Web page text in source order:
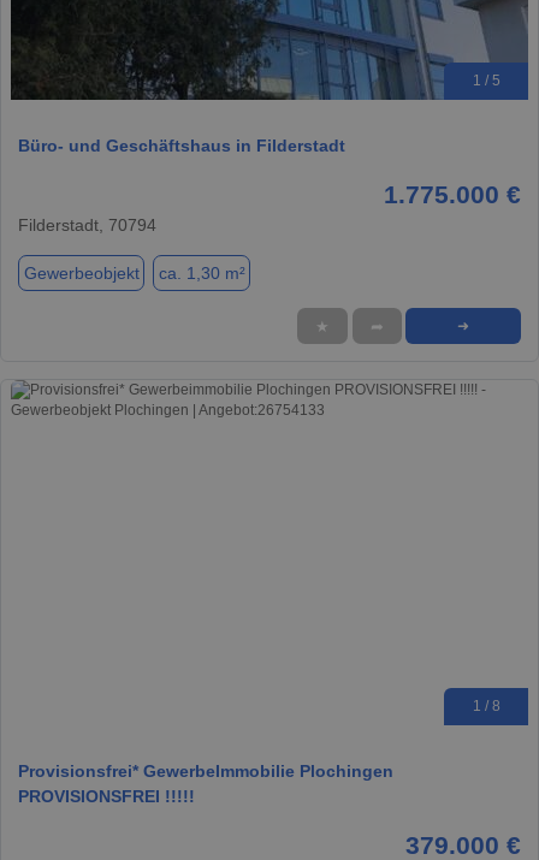
1 / 5
Büro- und Geschäftshaus in Filderstadt
1.775.000 €
Filderstadt, 70794
Gewerbeobjekt ca. 1,30 m²
★ ➦ ➜
1 / 8
Provisionsfrei* GewerbeImmobilie Plochingen
PROVISIONSFREI !!!!!
379.000 €